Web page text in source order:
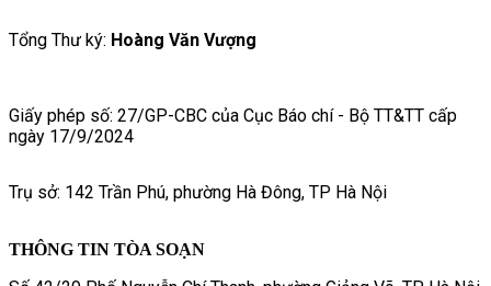
Tổng Thư ký: Hoàng Văn Vượng
Giấy phép số: 27/GP-CBC của Cục Báo chí - Bộ TT&TT cấp
ngày 17/9/2024
Trụ sở: 142 Trần Phú, phường Hà Đông, TP Hà Nội
THÔNG TIN TÒA SOẠN